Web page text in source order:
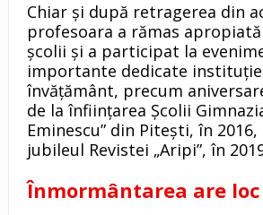
Chiar și după retragerea din
profesoara a rămas
școlii și a participat la
importante dedicate
învățământ, precum
de la înființarea Școlii
Eminescu” din Pitești, în
jubileul Revistei „Aripi”, în
Înmormântarea are